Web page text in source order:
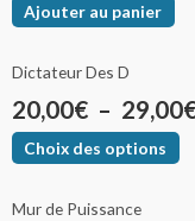
Ajouter au panier
Dictateur Des D
20,00€ – 29,00
Choix des options
Mur de Puissance